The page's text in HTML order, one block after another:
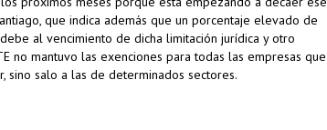
que indica además que un porcentaje elevado de
al vencimiento de dicha limitación jurídica y otro
no mantuvo las exenciones para todas las empresas que
sino salo a las de determinados sectores.